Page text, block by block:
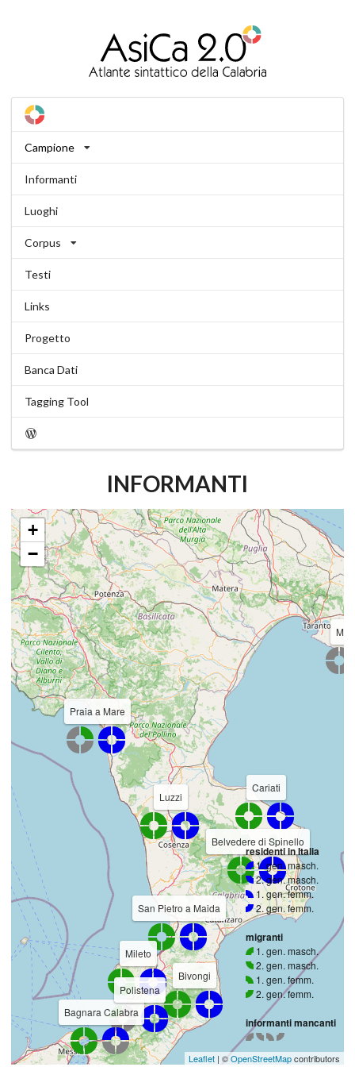
Campione
Informanti
Luoghi
Corpus
Testi
Links
Progetto
Banca Dati
Tagging Tool
INFORMANTI
Bagnara Calabra
Belvedere di Spinello
Bivongi
Cariati
Luzzi
Mileto
Polistena
Praia a Mare
San Pietro a Maida
+
−
residenti in Italia
1. gen. masch.
2. gen. masch.
1. gen. femm.
2. gen. femm.
migranti
1. gen. masch.
2. gen. masch.
1. gen. femm.
2. gen. femm.
informanti mancanti
Leaflet | ©OpenStreetMapcontributors